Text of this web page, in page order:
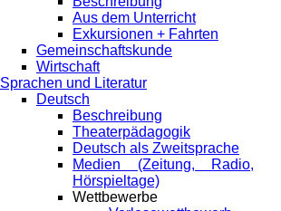
Aus dem Unterricht
Exkursionen + Fahrten
Gemeinschaftskunde
Wirtschaft
Sprachen und Literatur
Deutsch
Beschreibung
Theaterpädagogik
Deutsch als Zweitsprache
Medien (Zeitung, Radio,
Hörspieltage)
Wettbewerbe